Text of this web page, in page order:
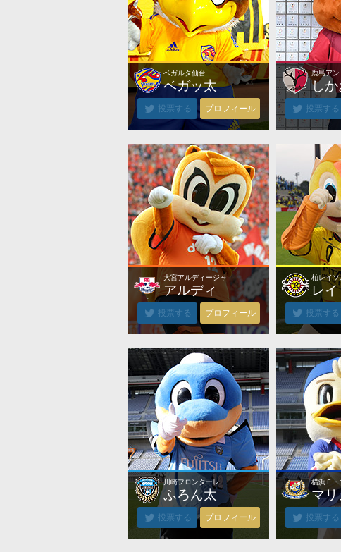
ベガルタ仙台
ベガルタ仙台
ベガッ太
投票する プロフィール
鹿島
鹿島ア
しか
投票する
大宮アルディージャ
大宮アルディージャ
アルディ
投票する プロフィール
柏レ
柏レイソ
レ
投票する
川崎フロンターレ
川崎フロンターレ
ふろん太
投票する プロフィール
横浜
横浜Ｆ・
マリ
投票する